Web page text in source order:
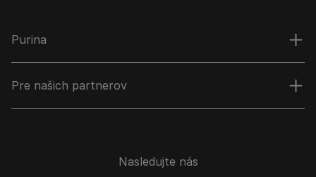
Purina
Pre našich partnerov
Nasledujte nás